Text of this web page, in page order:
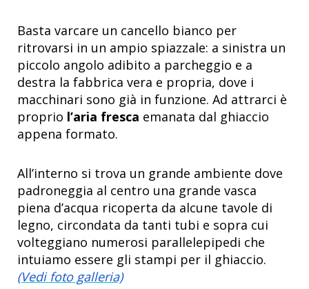
Basta varcare un cancello bianco per
ritrovarsi in un ampio spiazzale: a sinistra un
piccolo angolo adibito a parcheggio e a
destra la fabbrica vera e propria, dove i
macchinari sono già in funzione. Ad attrarci è
proprio l’aria fresca emanata dal ghiaccio
appena formato.
All’interno si trova un grande ambiente dove
padroneggia al centro una grande vasca
piena d’acqua ricoperta da alcune tavole di
legno, circondata da tanti tubi e sopra cui
volteggiano numerosi parallelepipedi che
intuiamo essere gli stampi per il ghiaccio.
(Vedi foto galleria)